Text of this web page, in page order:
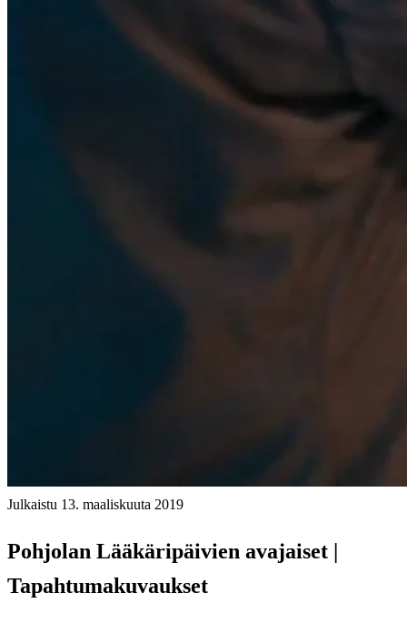
Julkaistu 13. maaliskuuta 2019
Pohjolan Lääkäripäivien avajaiset |
Tapahtumakuvaukset